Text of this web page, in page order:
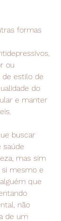
formas
ou
de estilo de
do
e manter
buscar
saúde
mas sim
mesmo e
que
não
de um